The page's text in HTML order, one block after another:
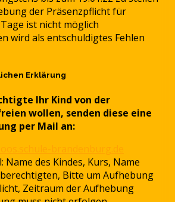
der Präsenzpflicht für
ist nicht möglich
wird als entschuldigtes Fehlen
Erklärung
Ihr Kind von der
wollen, senden diese eine
per Mail an:
Name des Kindes, Kurs, Name
Bitte um Aufhebung
Zeitraum der Aufhebung